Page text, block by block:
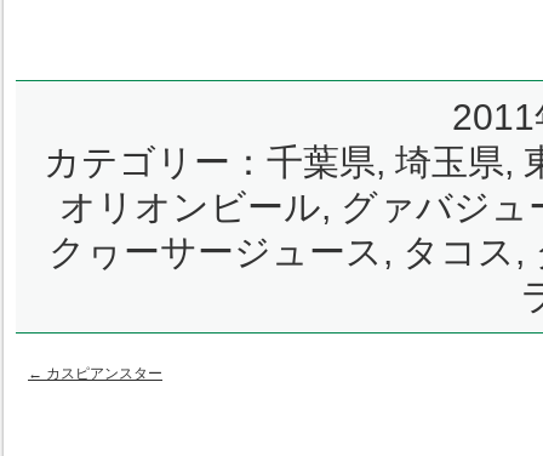
カテゴリー： 千葉県, 埼玉県,
オリオンビール, グァバジュ
クヮーサージュース , タコス ,
← カスピアンスター